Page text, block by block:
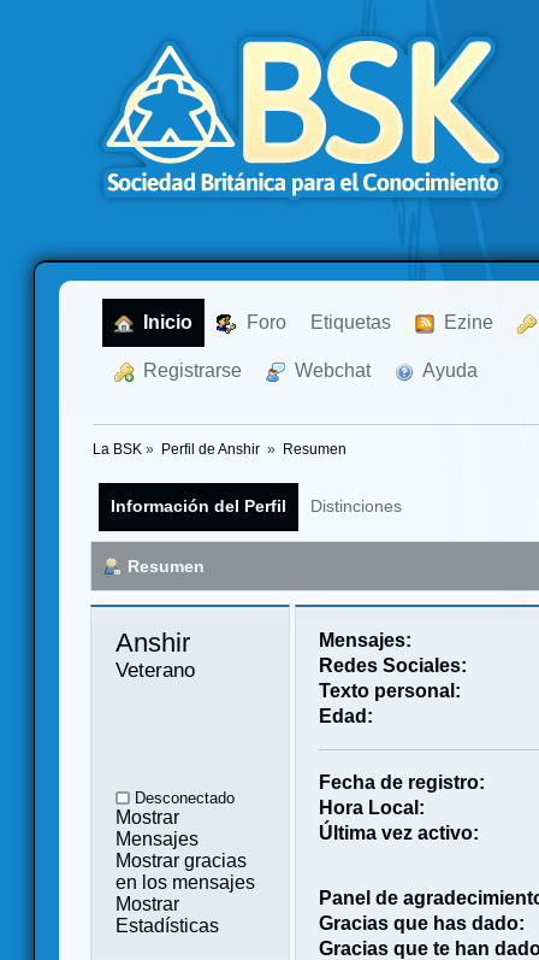
Inicio Foro Etiquetas Ezine
Registrarse Webchat Ayuda
La BSK » Perfil de Anshir » Resumen
Información del Perfil Distinciones
Resumen
Anshir
Veterano
Desconectado
Mostrar
Mensajes
Mostrar gracias
en los mensajes
Mostrar
Estadísticas
Mensajes:
Redes Sociales:
Texto personal:
Edad:
Fecha de registro:
Hora Local:
Última vez activo:
Panel de
Gracias que has dado:
Gracias que te han